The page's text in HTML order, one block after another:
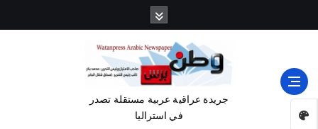
جريدة عراقية عربية مستقلة تصدر
في استراليا